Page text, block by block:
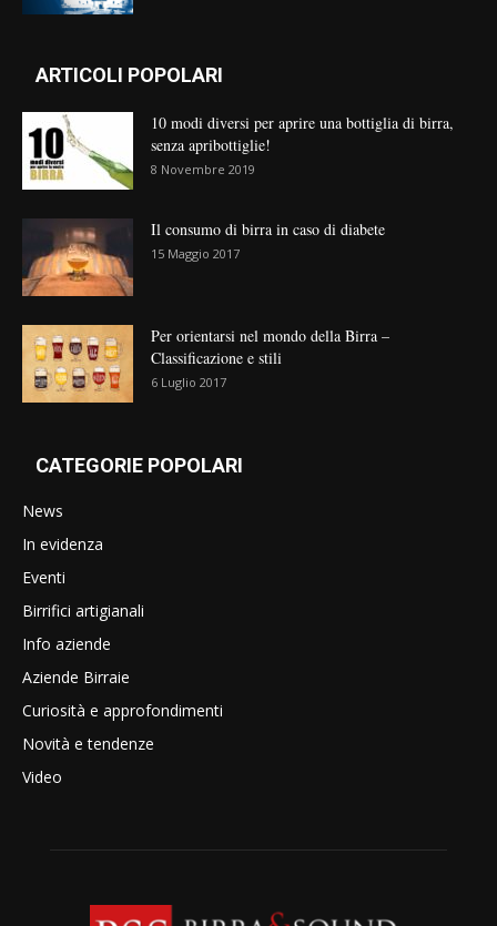
ARTICOLI POPOLARI
10 modi diversi per aprire una bottiglia di birra,
senza apribottiglie!
8 Novembre 2019
Il consumo di birra in caso di diabete
15 Maggio 2017
Per orientarsi nel mondo della Birra –
Classificazione e stili
6 Luglio 2017
CATEGORIE POPOLARI
News
In evidenza
Eventi
Birrifici artigianali
Info aziende
Aziende Birraie
Curiosità e approfondimenti
Novità e tendenze
Video